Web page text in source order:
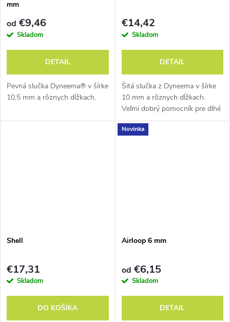
mm
od €9,46
Skladom
DETAIL
Pevná slučka Dyneema® v šírke
10,5 mm a rôznych dĺžkach.
€14,42
Skladom
DETAIL
Šitá slučka z Dyneema v šírke
10 mm a rôznych dĺžkach.
Veľmi dobrý pomocník pre dlhé
cesty.
Shell
€17,31
Skladom
DO KOŠÍKA
Novinka
Airloop 6 mm
od €6,15
Skladom
DETAIL